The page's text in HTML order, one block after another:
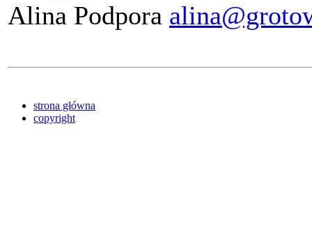
Alina Podpora
strona główna
copyright